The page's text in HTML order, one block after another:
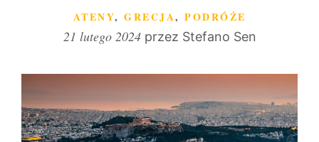
KATEGORIE
ATENY, GRECJA, PODRÓŻE
21 lutego 2024 przez Stefano Sen